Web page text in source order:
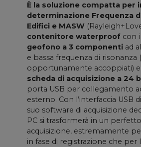
È la soluzione compatta per
determinazione Frequenza
Edifici e MASW
contenitore waterproof con
geofono a 3 componenti ad
e bassa frequenza di risonanza
opportunamente accoppiati)
scheda di acquisizione a 24
porta USB per collegamento
esterno. Con l’interfaccia USB
suo software di acquisizione
PC si trasformerà in un
acquisizione, estremamente
in fase di registrazione che per